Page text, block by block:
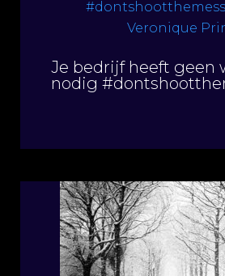
Je bedrijf heeft geen
nodig